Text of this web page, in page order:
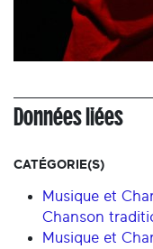
Données liées
CATÉGORIE(S)
Musique et
Chanson
Musique et